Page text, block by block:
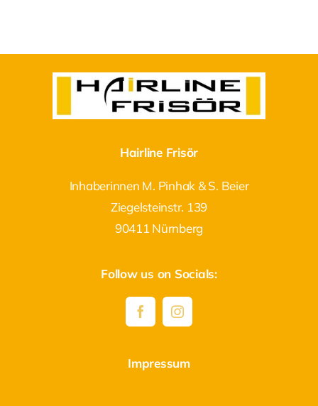
Hairline Frisör
Inhaberinnen M. Pinhak & S. Beier
Ziegelsteinstr. 139
90411 Nürnberg
Follow us on Socials:
Impressum